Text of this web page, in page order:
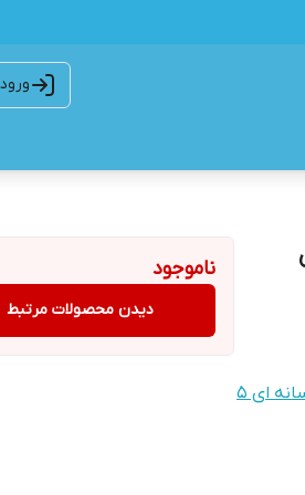
ای 5
ناموجود
دیدن محصولات مرتبط